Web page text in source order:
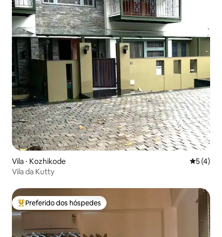
Vila ⋅ Kozhikode 5 de
5 (4)
Vila da Kutty
Entre os melhores preferidos dos hóspedes
Preferido dos hóspedes